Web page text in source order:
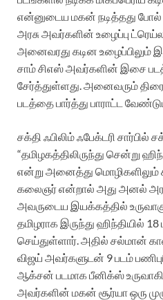
என்னுடைய மகன் நடித்தது போல்
அரசு அவர்களின் உழைப்பு
அனைவரது கடின உழைப்பிலும்
சாம் சிஎஸ் அவர்களின் இசை
சேர்த்துள்ளது. அனைவரும்
படத்தை பார்த்து பாராட்ட
சக்தி ஃபிலிம் ஃபேக்டரி சார்பில்
“தமிழகத்திலிருந்து சென்று
என்று அனைத்து மொழிகளிலும்
கலைஞர் என்றால் அது அனல்
அவருடைய இயக்கத்தில்
தமிழராக இருந்து ஹிந்தியில்
செய்துள்ளார். அதில் சல்மான்
விஜய் அவர்களுடன் 9 படம்
ஆக்சன் படமாக பீனிக்ஸ்
அவர்களின் மகன் சூர்யா ஒரு